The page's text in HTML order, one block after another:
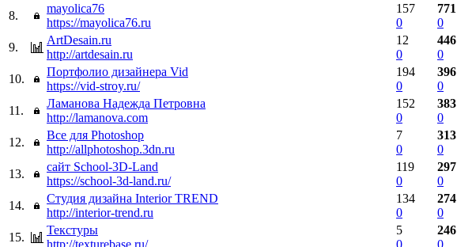
8.
mayolica76
https://mayolica76.ru
157
0
771
0
9.
ArtDesain.ru
http://artdesain.ru
12
0
446
0
10.
Портфолио дизайнера Vid
https://vid-stroy.ru/
194
0
396
0
11.
Ламанова Надежда Петровна
http://lamanova.com
152
0
383
0
12.
Все для Photoshop
http://allphotoshop.3dn.ru
7
0
313
0
13.
сайт School-3D-Land
https://school-3d-land.ru/
119
0
297
0
14.
Студия дизайна Interior TREND
http://interior-trend.ru
134
0
274
0
15.
Текстуры
http://texturebase.ru/
5
0
246
0